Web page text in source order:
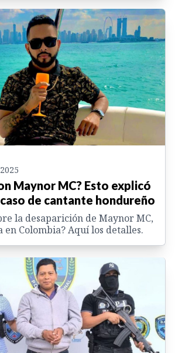
Maynor MC? Esto explicó
de cantante hondureño
la desaparición de Maynor MC,
en Colombia? Aquí los detalles.